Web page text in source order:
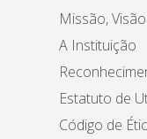
Missão,
A Instituição
Estatuto de
Código de